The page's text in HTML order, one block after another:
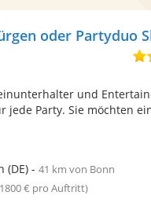
oder Partyduo
und
jede Party. Sie möchten
(DE)- 41 km von Bonn
€ pro Auftritt)